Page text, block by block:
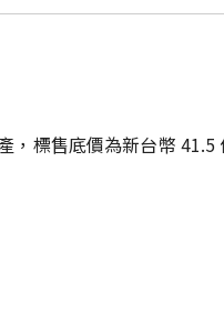
，標售底價為新台幣 41.5